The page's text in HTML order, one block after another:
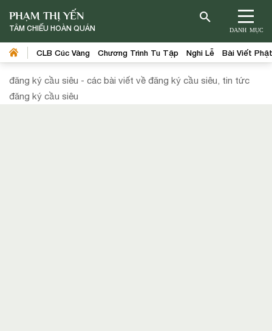
PHẠM THỊ YẾN
TÂM CHIẾU HOÀN QUÁN DANH MỤC
CLB Cúc Vàng Chương Trình Tu Tập Nghi Lễ Bài Viết
đăng ký cầu siêu - các bài viết về đăng ký cầu siêu, tin tức
đăng ký cầu siêu